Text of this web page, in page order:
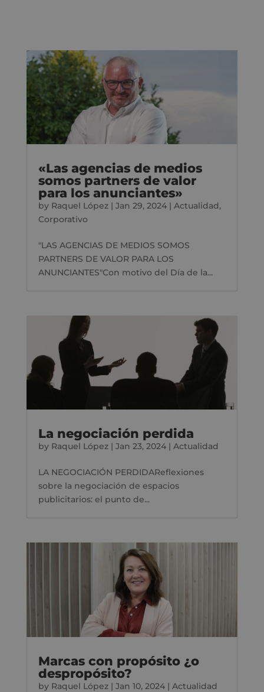
«Las agencias de medios
somos partners de valor
para los anunciantes»
by Raquel López| Jan 29, 2024| Actualidad,
Corporativo
"LAS AGENCIAS DE MEDIOS SOMOS
PARTNERS DE VALOR PARA LOS
ANUNCIANTES"Con motivo del Día de la...
La negociación perdida
by Raquel López| Jan 23, 2024| Actualidad
LA NEGOCIACIÓN PERDIDAReflexiones
sobre la negociación de espacios
publicitarios: el punto de...
Marcas con propósito ¿o
despropósito?
by Raquel López| Jan 10, 2024| Actualidad